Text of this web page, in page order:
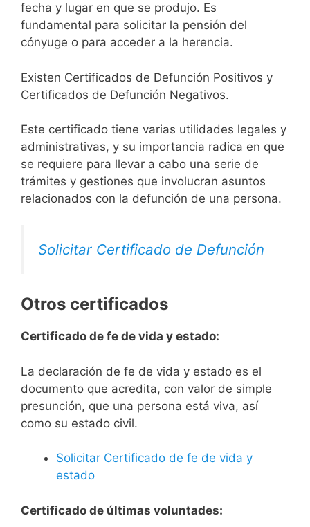
fecha y lugar en que se produjo. Es
fundamental para solicitar la pensión del
cónyuge o para acceder a la herencia.
Existen Certificados de Defunción Positivos y
Certificados de Defunción Negativos.
Este certificado tiene varias utilidades legales y
administrativas, y su importancia radica en que
se requiere para llevar a cabo una serie de
trámites y gestiones que involucran asuntos
relacionados con la defunción de una persona.
Solicitar Certificado de Defunción
Otros certificados
Certificado de fe de vida y estado:
La declaración de fe de vida y estado es el
documento que acredita, con valor de simple
presunción, que una persona está viva, así
como su estado civil.
Solicitar Certificado de fe de vida y
estado
Certificado de últimas voluntades: